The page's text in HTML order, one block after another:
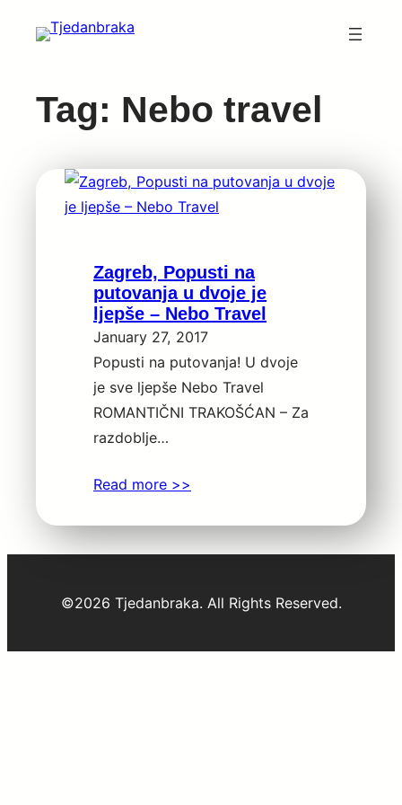
Tag: Nebo travel
Zagreb, Popusti na
putovanja u dvoje je
ljepše – Nebo Travel
January 27, 2017
Popusti na putovanja! U dvoje
je sve ljepše Nebo Travel
ROMANTIČNI TRAKOŠĆAN – Za
razdoblje…
Read more >>
©2026 Tjedanbraka. All Rights Reserved.